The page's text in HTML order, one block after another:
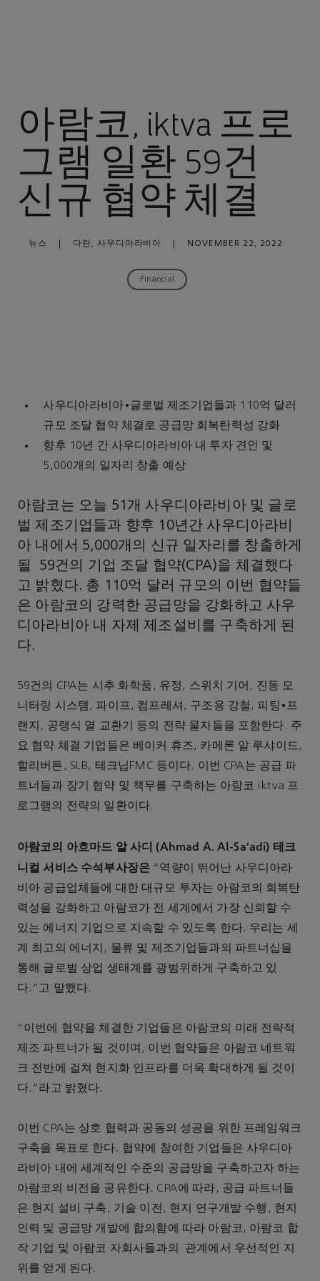
아람코, iktva 프로
그램 일환 59건
신규 협약 체결
뉴스 다란, 사우디아라비아 NOVEMBER 22, 2022
Financial
사우디아라비아•글로벌 제조기업들과 110억 달러
규모 조달 협약 체결로 공급망 회복탄력성 강화
향후 10년 간 사우디아라비아 내 투자 견인 및
5,000개의 일자리 창출 예상
아람코는 오늘 51개 사우디아라비아 및 글로
벌 제조기업들과 향후 10년간 사우디아라비
아 내에서 5,000개의 신규 일자리를 창출하게
될 59건의 기업 조달 협약(CPA)을 체결했다
고 밝혔다. 총 110억 달러 규모의 이번 협약들
은 아람코의 강력한 공급망을 강화하고 사우
디아라비아 내 자제 제조설비를 구축하게 된
다.
59건의 CPA는 시추 화학품, 유정, 스위치 기어, 진동 모
니터링 시스템, 파이프, 컴프레셔, 구조용 강철, 피팅•프
랜지, 공랭식 열 교환기 등의 전략 물자들을 포함한다. 주
요 협약 체결 기업들은 베이커 휴즈, 카메론 알 루샤이드,
할리버튼, SLB, 테크닙FMC 등이다. 이번 CPA는 공급 파
트너들과 장기 협약 및 책무를 구축하는 아람코 iktva 프
로그램의 전략의 일환이다.
아람코의 아흐마드 알 사디 (Ahmad A. Al-Sa'adi) 테크
니컬 서비스 수석부사장은 “역량이 뛰어난 사우디아라
비아 공급업체들에 대한 대규모 투자는 아람코의 회복탄
력성을 강화하고 아람코가 전 세계에서 가장 신뢰할 수
있는 에너지 기업으로 지속할 수 있도록 한다. 우리는 세
계 최고의 에너지, 물류 및 제조기업들과의 파트너십을
통해 글로벌 상업 생태계를 광범위하게 구축하고 있
다.”고 말했다.
"이번에 협약을 체결한 기업들은 아람코의 미래 전략적
제조 파트너가 될 것이며, 이번 협약들은 아람코 네트워
크 전반에 걸쳐 현지화 인프라를 더욱 확대하게 될 것이
다."라고 밝혔다.
이번 CPA는 상호 협력과 공동의 성공을 위한 프레임워크
구축을 목표로 한다. 협약에 참여한 기업들은 사우디아
라비아 내에 세계적인 수준의 공급망을 구축하고자 하는
아람코의 비전을 공유한다. CPA에 따라, 공급 파트너들
은 현지 설비 구축, 기술 이전, 현지 연구개발 수행, 현지
인력 및 공급망 개발에 합의함에 따라 아람코, 아람코 합
작 기업 및 아람코 자회사들과의 관계에서 우선적인 지
위를 얻게 된다.